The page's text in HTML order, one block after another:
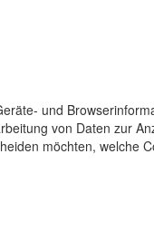
und
von Daten zur
möchten, welche